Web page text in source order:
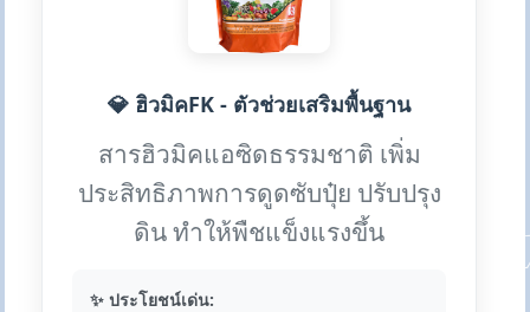
💎 ฮิวมิคFK - ตัวช่วยเสริมพื้นฐาน
สารฮิวมิคแอซิดธรรมชาติ เพิ่ม
ประสิทธิภาพการดูดซับปุ๋ย ปรับปรุง
ดิน ทำให้พืชแข็งแรงขึ้น
✨ ประโยชน์เด่น: